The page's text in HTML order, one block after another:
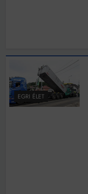
EGRI ÉLET